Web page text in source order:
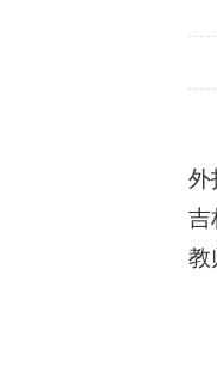
外
吉
教